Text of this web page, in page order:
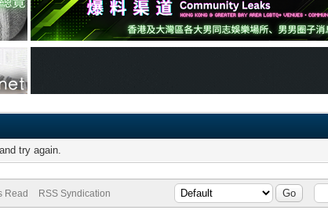
try again.
Read RSS Syndication